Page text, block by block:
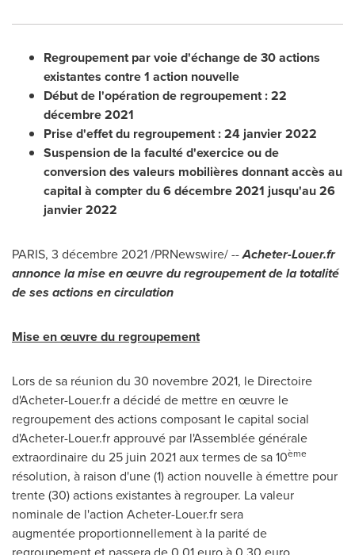
Regroupement par voie d'échange de 30 actions
existantes contre 1 action nouvelle
Début de l'opération de regroupement : 22
décembre 2021
Prise d'effet du regroupement : 24 janvier 2022
Suspension de la faculté d'exercice ou de
conversion des valeurs mobilières donnant accès au
capital à compter du 6 décembre 2021 jusqu'au 26
janvier 2022
PARIS, 3 décembre 2021 /PRNewswire/ --Acheter-Louer.fr
annonce la mise en œuvre du regroupement de la totalité
de ses actions en circulation
Mise en œuvre du regroupement
Lors desa réunion du 30 novembre 2021, le Directoire
d'Acheter-Louer.fr a décidé de mettre en œuvre le
regroupement des actions composant le capital social
d'Acheter-Louer.fr approuvé par l'Assemblée générale
extraordinaire du 25 juin 2021 aux termes de sa 10ème
résolution, à raison d'une (1) action nouvelle à émettre pour
trente (30) actions existantes à regrouper. La valeur
nominale de l'action Acheter-Louer.fr sera
augmentée proportionnellement à la parité de